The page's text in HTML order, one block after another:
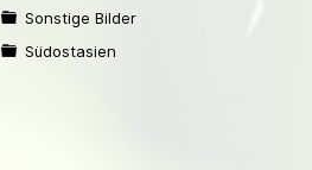
Sonstige Bilder
Südostasien